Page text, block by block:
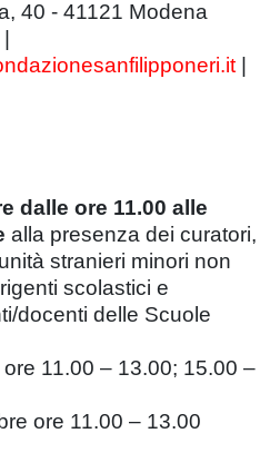
40 - 41121 Modena
|
dalle ore 11.00 alle
alla presenza dei curatori,
stranieri minori non
scolastici e
docenti delle Scuole
11.00 – 13.00; 15.00 –
ore 11.00 – 13.00